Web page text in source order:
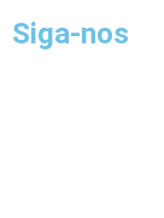
Siga-nos